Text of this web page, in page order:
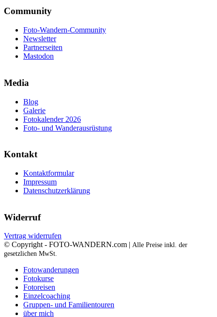
Community
Foto-Wandern-Community
Newsletter
Partnerseiten
Mastodon
Media
Blog
Galerie
Fotokalender 2026
Foto- und Wanderausrüstung
Kontakt
Kontaktformular
Impressum
Datenschutzerklärung
Widerruf
Vertrag widerrufen
© Copyright - FOTO-WANDERN.com | Alle Preise inkl. der
gesetzlichen MwSt.
Fotowanderungen
Fotokurse
Fotoreisen
Einzelcoaching
Gruppen- und Familientouren
über mich